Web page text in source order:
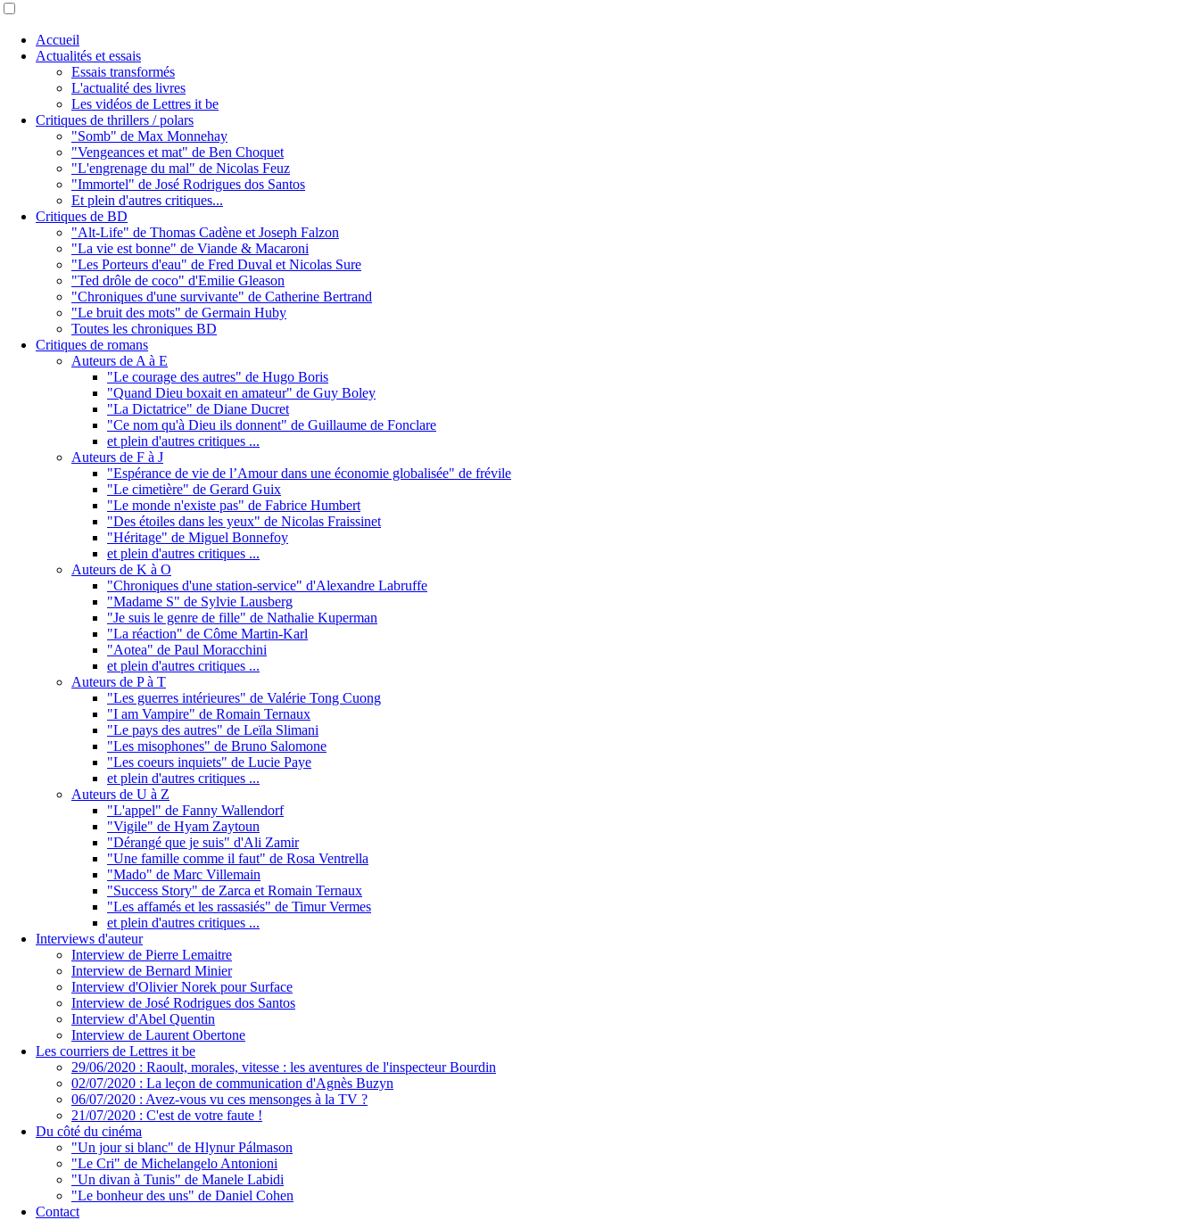
Accueil
Actualités et essais
Essais transformés
L'actualité des livres
Les vidéos de Lettres it be
Critiques de thrillers / polars
"Somb" de Max Monnehay
"Vengeances et mat" de Ben Choquet
"L'engrenage du mal" de Nicolas Feuz
"Immortel" de José Rodrigues dos Santos
Et plein d'autres critiques...
Critiques de BD
"Alt-Life" de Thomas Cadène et Joseph Falzon
"La vie est bonne" de Viande & Macaroni
"Les Porteurs d'eau" de Fred Duval et Nicolas Sure
"Ted drôle de coco" d'Emilie Gleason
"Chroniques d'une survivante" de Catherine Bertrand
"Le bruit des mots" de Germain Huby
Toutes les chroniques BD
Critiques de romans
Auteurs de A à E
"Le courage des autres" de Hugo Boris
"Quand Dieu boxait en amateur" de Guy Boley
"La Dictatrice" de Diane Ducret
"Ce nom qu'à Dieu ils donnent" de Guillaume de Fonclare
et plein d'autres critiques ...
Auteurs de F à J
"Espérance de vie de l’Amour dans une économie globalisée" de frévile
"Le cimetière" de Gerard Guix
"Le monde n'existe pas" de Fabrice Humbert
"Des étoiles dans les yeux" de Nicolas Fraissinet
"Héritage" de Miguel Bonnefoy
et plein d'autres critiques ...
Auteurs de K à O
"Chroniques d'une station-service" d'Alexandre Labruffe
"Madame S" de Sylvie Lausberg
"Je suis le genre de fille" de Nathalie Kuperman
"La réaction" de Côme Martin-Karl
"Aotea" de Paul Moracchini
et plein d'autres critiques ...
Auteurs de P à T
"Les guerres intérieures" de Valérie Tong Cuong
"I am Vampire" de Romain Ternaux
"Le pays des autres" de Leïla Slimani
"Les misophones" de Bruno Salomone
"Les coeurs inquiets" de Lucie Paye
et plein d'autres critiques ...
Auteurs de U à Z
"L'appel" de Fanny Wallendorf
"Vigile" de Hyam Zaytoun
"Dérangé que je suis" d'Ali Zamir
"Une famille comme il faut" de Rosa Ventrella
"Mado" de Marc Villemain
"Success Story" de Zarca et Romain Ternaux
"Les affamés et les rassasiés" de Timur Vermes
et plein d'autres critiques ...
Interviews d'auteur
Interview de Pierre Lemaitre
Interview de Bernard Minier
Interview d'Olivier Norek pour Surface
Interview de José Rodrigues dos Santos
Interview d'Abel Quentin
Interview de Laurent Obertone
Les courriers de Lettres it be
29/06/2020 : Raoult, morales, vitesse : les aventures de l'inspecteur Bourdin
02/07/2020 : La leçon de communication d'Agnès Buzyn
06/07/2020 : Avez-vous vu ces mensonges à la TV ?
21/07/2020 : C'est de votre faute !
Du côté du cinéma
"Un jour si blanc" de Hlynur Pálmason
"Le Cri" de Michelangelo Antonioni
"Un divan à Tunis" de Manele Labidi
"Le bonheur des uns" de Daniel Cohen
Contact